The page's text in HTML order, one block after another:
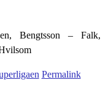
Bengtsson – Falk,
Permalink